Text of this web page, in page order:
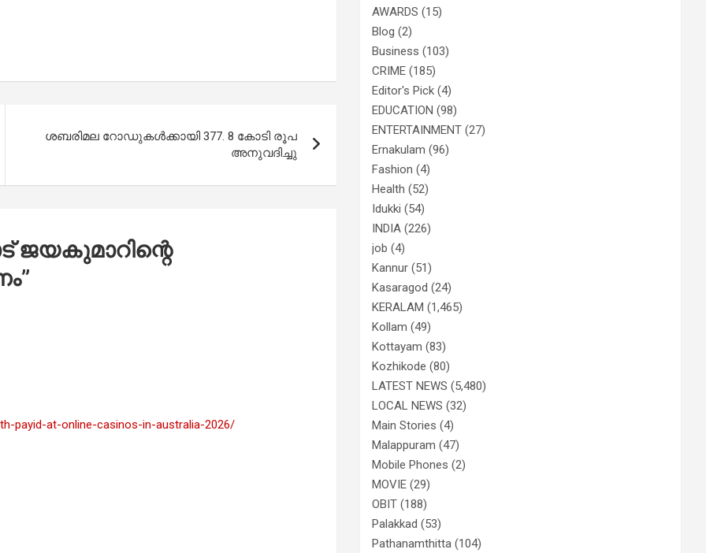
ശബരിമല റോഡുകൾക്കായി 377. 8 കോടി രൂപ
അനുവദിച്ചു
ജയകുമാറിന്റെ
”
payid-at-online-casinos-in-australia-2026/
AWARDS (15)
Blog (2)
Business (103)
CRIME (185)
Editor's Pick (4)
EDUCATION (98)
ENTERTAINMENT (27)
Ernakulam (96)
Fashion (4)
Health (52)
Idukki (54)
INDIA (226)
job (4)
Kannur (51)
Kasaragod (24)
KERALAM (1,465)
Kollam (49)
Kottayam (83)
Kozhikode (80)
LATEST NEWS (5,480)
LOCAL NEWS (32)
Main Stories (4)
Malappuram (47)
Mobile Phones (2)
MOVIE (29)
OBIT (188)
Palakkad (53)
Pathanamthitta (104)